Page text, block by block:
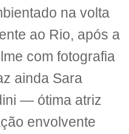
na volta
ao Rio, após a
com fotografia
ainda Sara
— ótima atriz
envolvente